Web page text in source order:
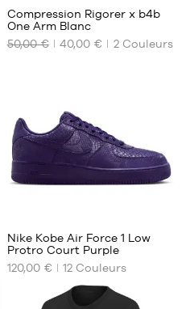
NOS
TAILLES
L
XL
XXL
Compression Rigorer x b4b
One Arm Blanc
50,00 €
40,00 € 2Couleurs
NOS
TAILLES
DISPONIBLES
Nike Kobe Air Force 1 Low
Protro Court Purple
120,00 €
12 Couleurs